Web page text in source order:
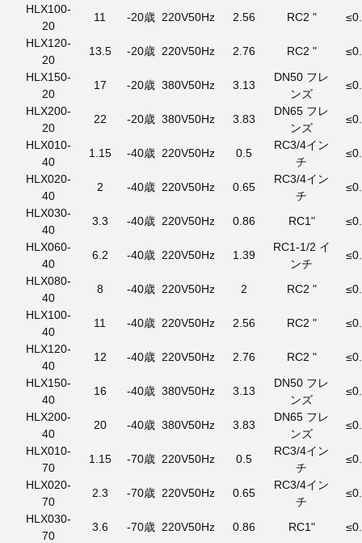
HLX100-
20
11 -20歳 220V50Hz 2.56 RC2 "
HLX120-
20
13.5 -20歳 220V50Hz 2.76 RC2 "
HLX150-
20
17 -20歳 380V50Hz 3.13
DN50 フレ
ンズ
HLX200-
20
22 -20歳 380V50Hz 3.83
DN65 フレ
ンズ
HLX010-
40
1.15 -40歳 220V50Hz 0.5
RC3/4イン
チ
HLX020-
40
2 -40歳 220V50Hz 0.65
RC3/4イン
チ
HLX030-
40
3.3 -40歳 220V50Hz 0.86 RC1"
HLX060-
40
6.2 -40歳 220V50Hz 1.39
RC1-1/2 イ
ンチ
HLX080-
40
8 -40歳 220V50Hz 2 RC2 "
HLX100-
40
11 -40歳 220V50Hz 2.56 RC2 "
HLX120-
40
12 -40歳 220V50Hz 2.76 RC2 "
HLX150-
40
16 -40歳 380V50Hz 3.13
DN50 フレ
ンズ
HLX200-
40
20 -40歳 380V50Hz 3.83
DN65 フレ
ンズ
HLX010-
70
1.15 -70歳 220V50Hz 0.5
RC3/4イン
チ
HLX020-
70
2.3 -70歳 220V50Hz 0.65
RC3/4イン
チ
HLX030-
70
3.6 -70歳 220V50Hz 0.86 RC1"